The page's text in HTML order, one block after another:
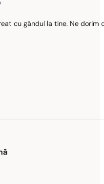
cu gândul la tine. Ne